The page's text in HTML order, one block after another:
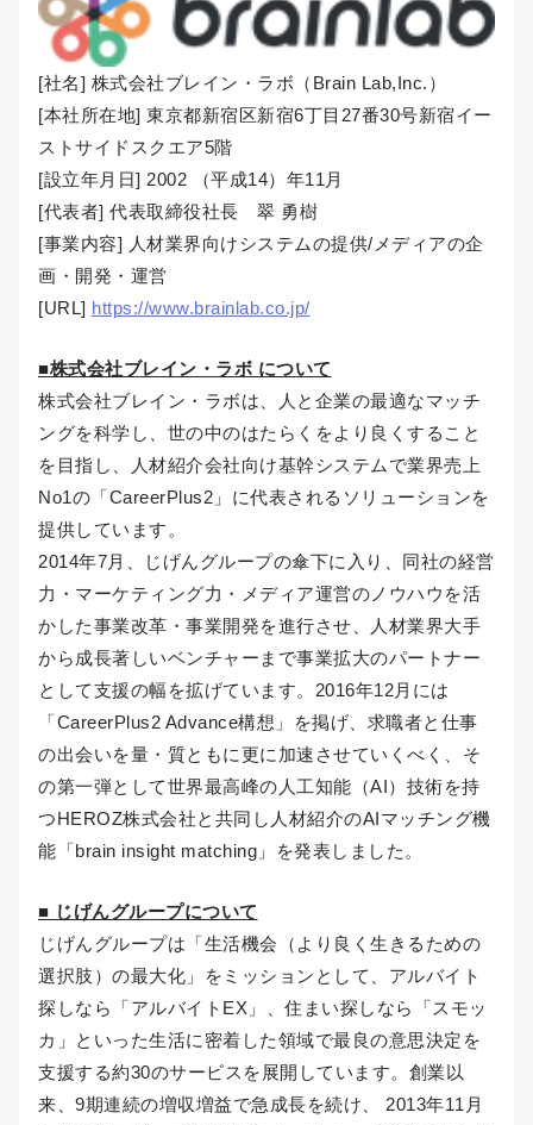
[社名] 株式会社ブレイン・ラボ（Brain Lab,Inc.）
[本社所在地] 東京都新宿区新宿6丁目27番30号新宿イー
ストサイドスクエア5階
[設立年月日] 2002 （平成14）年11月
[代表者] 代表取締役社長 翠 勇樹
[事業内容] 人材業界向けシステムの提供/メディアの企
画・開発・運営
[URL] https://www.brainlab.co.jp/
■株式会社ブレイン・ラボ について
株式会社ブレイン・ラボは、人と企業の最適なマッチ
ングを科学し、世の中のはたらくをより良くすること
を目指し、人材紹介会社向け基幹システムで業界売上
No1の「CareerPlus2」に代表されるソリューションを
提供しています。
2014年7月、じげんグループの傘下に入り、同社の経営
力・マーケティング力・メディア運営のノウハウを活
かした事業改革・事業開発を進行させ、人材業界大手
から成長著しいベンチャーまで事業拡大のパートナー
として支援の幅を拡げています。2016年12月には
「CareerPlus2 Advance構想」を掲げ、求職者と仕事
の出会いを量・質ともに更に加速させていくべく、そ
の第一弾として世界最高峰の人工知能（AI）技術を持
つHEROZ株式会社と共同し人材紹介のAIマッチング機
能「brain insight matching」を発表しました。
■ じげんグループについて
じげんグループは「生活機会（より良く生きるための
選択肢）の最大化」をミッションとして、アルバイト
探しなら「アルバイトEX」、住まい探しなら「スモッ
カ」といった生活に密着した領域で最良の意思決定を
支援する約30のサービスを展開しています。創業以
来、9期連続の増収増益で急成長を続け、 2013年11月